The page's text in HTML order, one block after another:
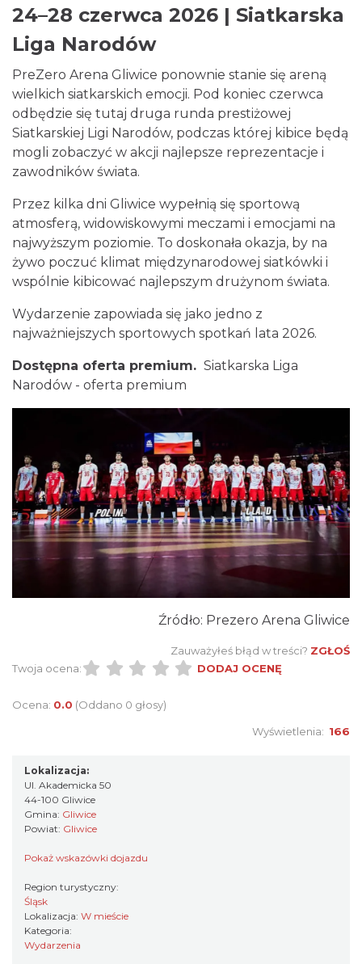
Silesia Memoriał Kamili Skolimowskiej
18.42 km
Silesia Marathon 2026
Chorzów
2026-10-04
18.42 km
Fajer Festiwal 2026
Dzień Kartofla w chorzowskim skansenie
O zbożach, chlebie i ziołach
18.51 km
Śląsko Wilijo
24–28 czerwca 2026 | Siatkarska
Liga Narodów
PreZero Arena Gliwice ponownie stanie się areną
wielkich siatkarskich emocji. Pod koniec czerwca
odbędzie się tutaj druga runda prestiżowej
Siatkarskiej Ligi Narodów, podczas której kibice będą
mogli zobaczyć w akcji najlepsze reprezentacje i
zawodników świata.
Przez kilka dni Gliwice wypełnią się sportową
atmosferą, widowiskowymi meczami i emocjami na
najwyższym poziomie. To doskonała okazja, by na
żywo poczuć klimat międzynarodowej siatkówki i
wspólnie kibicować najlepszym drużynom świata.
Wydarzenie zapowiada się jako jedno z
najważniejszych sportowych spotkań lata 2026.
Dostępna oferta premium. Siatkarska Liga
Narodów - oferta premium
Źródło: Prezero Arena Gliwice
Zauważyłeś błąd w treści? ZGŁOŚ
Twoja ocena:
DODAJ OCENĘ
Ocena: 0.0 (Oddano 0 głosy)
Wyświetlenia: 166
Lokalizacja:
Ul. Akademicka 50
44-100 Gliwice
Gmina: Gliwice
Powiat: Gliwice
Pokaż wskazówki dojazdu
Region turystyczny:
Śląsk
Lokalizacja: W mieście
Kategoria:
Wydarzenia